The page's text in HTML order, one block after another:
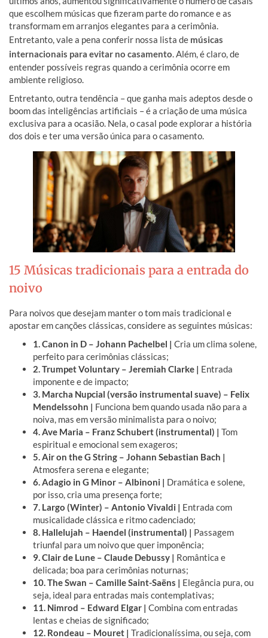
que escolhem músicas que fizeram parte do romance e as
transformam em arranjos elegantes para a cerimônia.
Entretanto, vale a pena conferir nossa lista de músicas
internacionais para evitar no casamento. Além, é claro, de
entender possíveis regras quando a cerimônia ocorre em
ambiente religioso.
Entretanto, outra tendência – que ganha mais adeptos desde o
boom das inteligências artificiais – é a criação de uma música
exclusiva para a ocasião. Nela, o casal pode explorar a história
dos dois e ter uma versão única para o casamento.
15 Músicas tradicionais para a entrada do
noivo
Para noivos que desejam manter o tom mais tradicional e
apostar em canções clássicas, considere as seguintes músicas:
1. Canon in D – Johann Pachelbel | Cria um clima solene,
perfeito para cerimônias clássicas;
2. Trumpet Voluntary – Jeremiah Clarke | Entrada
imponente e de impacto;
3. Marcha Nupcial (versão instrumental suave) – Felix
Mendelssohn | Funciona bem quando usada não para a
noiva, mas em versão minimalista para o noivo;
4. Ave Maria – Franz Schubert (instrumental) | Tom
espiritual e emocional sem exageros;
5. Air on the G String – Johann Sebastian Bach |
Atmosfera serena e elegante;
6. Adagio in G Minor – Albinoni | Dramática e solene,
por isso, cria uma presença forte;
7. Largo (Winter) – Antonio Vivaldi | Entrada com
musicalidade clássica e ritmo cadenciado;
8. Hallelujah – Haendel (instrumental) | Passagem
triunfal para um noivo que quer imponência;
9. Clair de Lune – Claude Debussy | Romântica e
delicada; boa para cerimônias noturnas;
10. The Swan – Camille Saint-Saëns | Elegância pura, ou
seja, ideal para entradas mais contemplativas;
11. Nimrod – Edward Elgar | Combina com entradas
lentas e cheias de significado;
12. Rondeau – Mouret | Tradicionalíssima, ou seja, com